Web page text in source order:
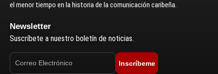
el menor tiempo en la historia de la comunicación caribeña.
Newsletter
Suscríbete a nuestro boletín de noticias.
Inscríbeme